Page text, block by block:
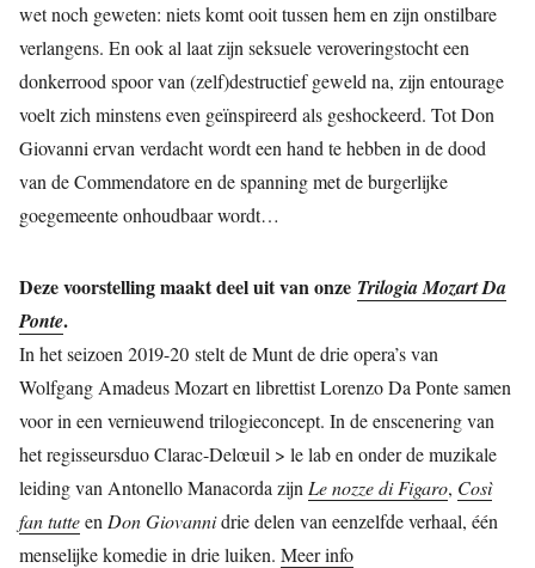
wet noch geweten: niets komt ooit tussen hem en zijn onstilbare
verlangens. En ook al laat zijn seksuele veroveringstocht een
donkerrood spoor van (zelf)destructief geweld na, zijn entourage
voelt zich minstens even geïnspireerd als geshockeerd. Tot Don
Giovanni ervan verdacht wordt een hand te hebben in de dood
van de Commendatore en de spanning met de burgerlijke
goegemeente onhoudbaar wordt…
Deze voorstelling maakt deel uit van onze Trilogia Mozart Da
Ponte.
In het seizoen 2019-20 stelt de Munt de drie opera’s van
Wolfgang Amadeus Mozart en librettist Lorenzo Da Ponte samen
voor in een vernieuwend trilogieconcept. In de enscenering van
het regisseursduo Clarac-Delœuil > le lab en onder de muzikale
leiding van Antonello Manacorda zijn Le nozze di Figaro, Così
fan tutteen Don Giovannidrie delen van eenzelfde verhaal, één
menselijke komedie in drie luiken. Meer info